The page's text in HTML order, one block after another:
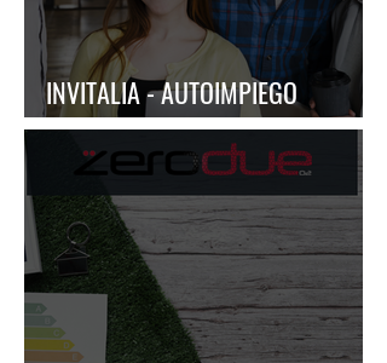
INVITALIA - AUTOIMPIEGO
CENTRO-NORD